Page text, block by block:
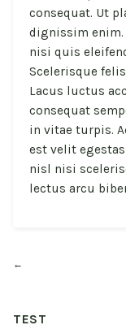
consequat. Ut
dignissim enim.
nisi quis
Scelerisque
Lacus luctus
consequat
in vitae turpis.
est velit
nisl nisi
lectus arcu
←
TEST